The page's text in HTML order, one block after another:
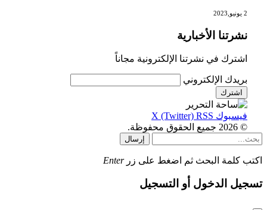
نشرتنا الأخبارية
اشترك في نشرتنا الإلكترونية مجاناً
بريدك الإلكتروني
فيسبوك X (Twitter) RSS
© 2026 جميع الحقوق محفوظة.
إرسال
اكتب كلمة البحث ثم اضغط على زر Enter
تسجيل الدخول أو التسجيل